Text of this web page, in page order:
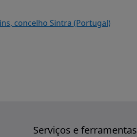
concelho Sintra (Portugal)
Serviços e ferramentas